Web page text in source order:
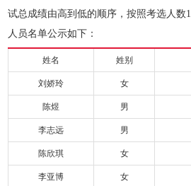
试总成绩由高到低的顺序，按照考选人数
人员名单公示如下：
姓名 姓别
刘娇玲 女
陈煜 男
李志远 男
陈欣琪 女
李亚博 女